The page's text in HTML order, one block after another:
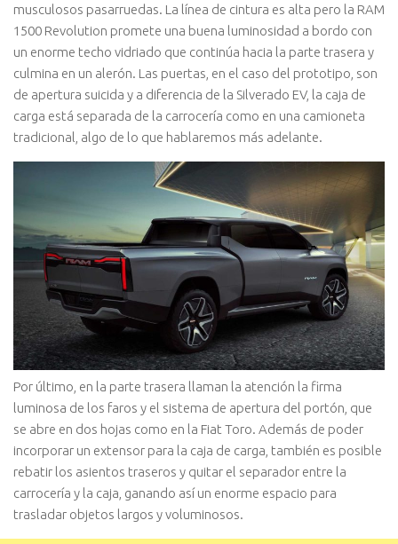
musculosos pasarruedas. La línea de cintura es alta pero la RAM
1500 Revolution promete una buena luminosidad a bordo con
un enorme techo vidriado que continúa hacia la parte trasera y
culmina en un alerón. Las puertas, en el caso del prototipo, son
de apertura suicida y a diferencia de la Silverado EV, la caja de
carga está separada de la carrocería como en una camioneta
tradicional, algo de lo que hablaremos más adelante.
Por último, en la parte trasera llaman la atención la firma
luminosa de los faros y el sistema de apertura del portón, que
se abre en dos hojas como en la Fiat Toro. Además de poder
incorporar un extensor para la caja de carga, también es posible
rebatir los asientos traseros y quitar el separador entre la
carrocería y la caja, ganando así un enorme espacio para
trasladar objetos largos y voluminosos.